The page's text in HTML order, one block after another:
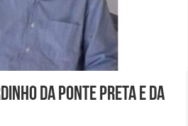
da Ponte Preta e da